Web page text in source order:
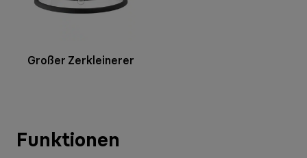
Großer Zerkleinerer
Funktionen